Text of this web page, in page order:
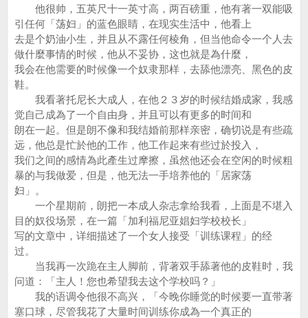
他很帅，五英尺十一英寸高，两百磅重，他有著一双能吸
引任何「荡妇」的蓝色眼睛，在现实生活中，他看上
去是个奶油小生，并且从不露任何棱角，但当他命令一个人去
做什麼事情的时候，他从不妥协，这也就是為什麼，
我会在他需要的时候像一个奴隶那样，去舔他漂亮、黑色的皮
鞋。
我看著托尼长大成人，在他２３岁的时候结婚成家，我感
觉自己成為了一个自由身，并且可以有更多的时间和
朗在一起。但是朗不像和我结婚前那样亲密，确切说是有些疏
远，他总是忙於他的工作，他工作起来有些过於投入，
我们之间的感情為此產生过摩擦，虽然他还会在空闲的时候粗
暴的与我做爱，但是，他无法一手培养他的「居家荡
妇」。
一个星期前，朗把一本成人杂志拿给我看，上面是不堪入
目的奴役场景，在一篇「加利福尼亚娼妇学校校长」
写的文章中，详细描述了一个女人接受「训练课程」的经
过。
当我再一次跪在主人脚前，背著双手舔著他的皮鞋时，我
问道：「主人！您也希望我去这个学校吗？」
我的语调令他很不高兴，「今晚你睡觉的时候要一直带著
塞口球，尽管我花了大量时间训练你成為一个真正的